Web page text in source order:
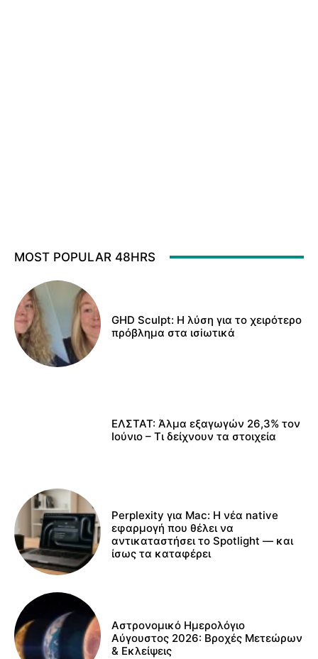
MOST POPULAR 48HRS
GHD Sculpt: Η λύση για το χειρότερο
πρόβλημα στα ισiωτικά
ΕΛΣΤΑΤ: Άλμα εξαγωγών 26,3% τον
Ιούνιο – Τι δείχνουν τα στοιχεία
Perplexity για Mac: Η νέα native
εφαρμογή που θέλει να
αντικαταστήσει το Spotlight — και
ίσως τα καταφέρει
Αστρονομικό Ημερολόγιο
Αύγουστος 2026: Βροχές Μετεώρων
& Εκλείψεις